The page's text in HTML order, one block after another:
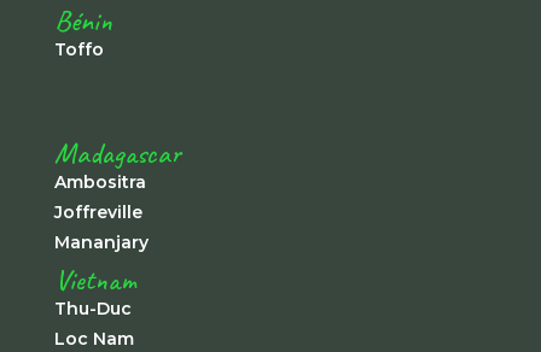
Bénin
Toffo
Madagascar
Ambositra
Joffreville
Mananjary
Vietnam
Thu-Duc
Loc Nam